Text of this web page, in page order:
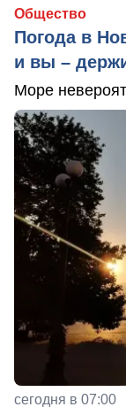
Общество
Погода в
и вы –
Море
сегодня в 07:00